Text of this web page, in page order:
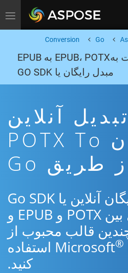
Toggle navigation
Go
Conversion
تبدیل پاورپوینت بهEPUB، POTX به EPUB
مبدل رایگان یا GO SDK
آنلاین
رایگان POTX To
از برنامه رایگان آنلاین یا Go SDK
برای تبدیل بین POTX و EPUB و
قالب محبوب از
Microsoft®
PowerPoint استفاده
کنید.